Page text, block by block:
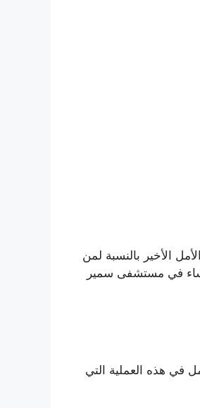
الأخير بالنسبة لمن
في مستشفى سمير
في هذه العملية التي